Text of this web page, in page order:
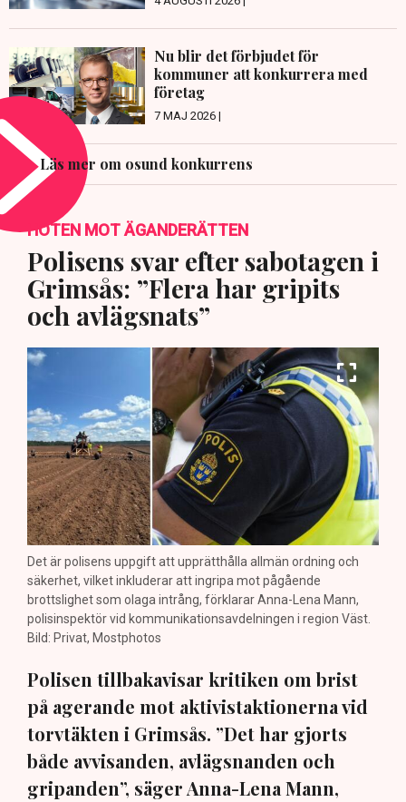
Nu blir det förbjudet för
kommuner att konkurrera med
företag
7 MAJ 2026 |
Läs mer om osund konkurrens
HOTEN MOT ÄGANDERÄTTEN
Polisens svar efter sabotagen i
Grimsås: ”Flera har gripits
och avlägsnats”
Det är polisens uppgift att upprätthålla allmän ordning och
säkerhet, vilket inkluderar att ingripa mot pågående
brottslighet som olaga intrång, förklarar Anna-Lena Mann,
polisinspektör vid kommunikationsavdelningen i region Väst.
Bild: Privat, Mostphotos
Polisen tillbakavisar kritiken om brist
på agerande mot aktivistaktionerna vid
torvtäkten i Grimsås. ”Det har gjorts
både avvisanden, avlägsnanden och
gripanden”, säger Anna-Lena Mann,